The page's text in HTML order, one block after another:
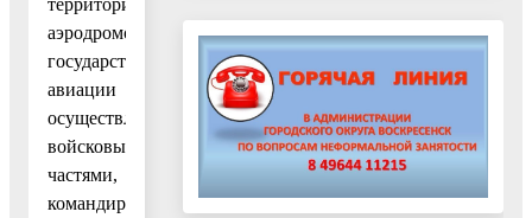
аэродромов
государственной
авиации
осуществляется
войсковыми
частями,
командиры